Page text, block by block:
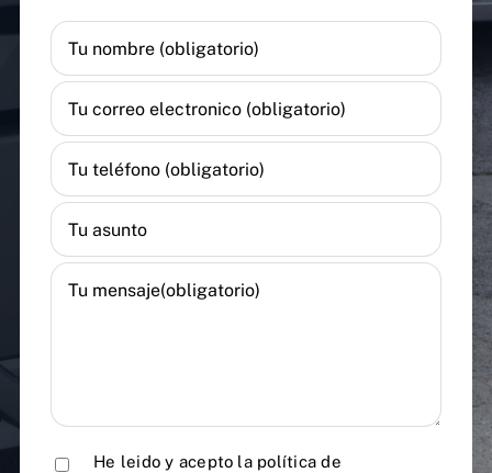
He leido y acepto la política de